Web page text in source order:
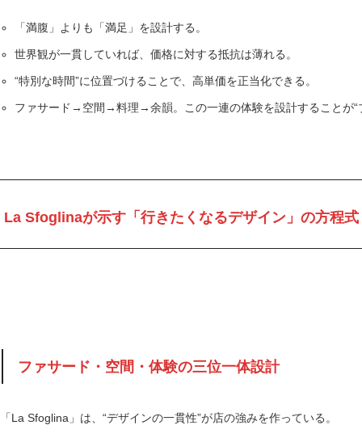
「満腹」よりも「満足」を設計する。
世界観が一貫していれば、価格に対する抵抗は薄れる。
“特別な時間”に位置づけることで、高単価を正当化できる。
ファサード→空間→料理→余韻。この一連の体験を設計することが“
La Sfoglinaが示す「行きたくなるデザイン」の方程式
ファサード・空間・体験の三位一体設計
「La Sfoglina」は、“デザインの一貫性”が店の強みを作っている。